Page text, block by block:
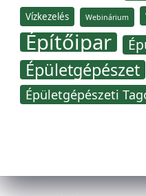
Vízkezelés Webinárium
Építőipar
Épületgépészet
Épületgépészeti